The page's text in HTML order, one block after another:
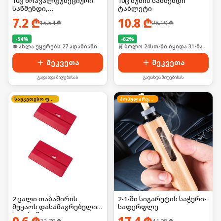
საწმენდი,
მრავალჯერადი
7.2 ₾15.54₾
-54%
🛒 ბოლო 24სთ-ში იყიდა 36-მა
შეკვეთა
გადახდა მიღებისას
ტაბლეტი
10.8 ₾28.19₾
-62%
🛒 ბოლო 24სთ-ში იყიდა 31-მა
შეკვეთა
გადახდა მიღებისას
საუკეთესო ფასი
2 ცალი თაბაშირის
მუყაოს დასამაგრებელი
ხელსაწყო
პოპულარული
2-1-ში სიგარეტის საჭერი-
საფერფლე